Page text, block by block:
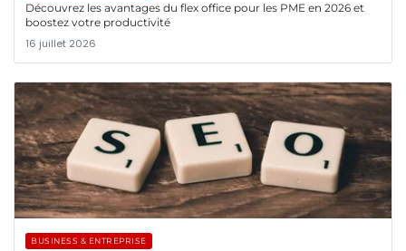
Découvrez les avantages du flex office pour les PME en 2026 et
boostez votre productivité
16 juillet 2026
BUSINESS & ENTREPRISE